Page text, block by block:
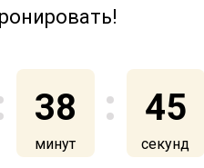
38
минут
45
секунд